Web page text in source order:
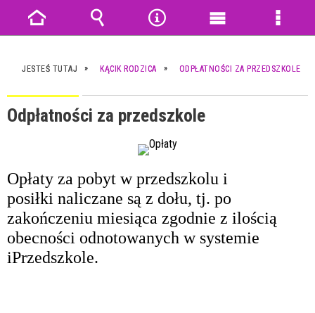
JESTEŚ TUTAJ KĄCIK RODZICA ODPŁATNOŚCI ZA PRZEDSZKOLE
Odpłatności za przedszkole
Opłaty za pobyt w przedszkolu i
posiłki naliczane są z dołu, tj. po
zakończeniu miesiąca zgodnie z ilością
obecności odnotowanych w systemie
iPrzedszkole.
Strona
główna
Wyszukiwarka
NarzędziaMenu
główne
Menu